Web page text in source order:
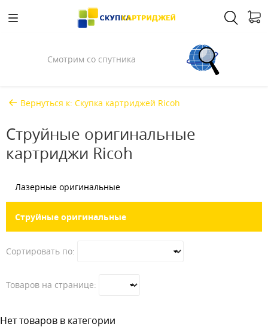
Спросили у Илона Маска
Вернуться к: Скупка картриджей Ricoh
Струйные оригинальные
картриджи Ricoh
Лазерные оригинальные
Струйные оригинальные
Сортировать по:
Товаров на странице:
Нет товаров в категории